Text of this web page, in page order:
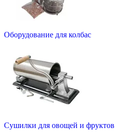
Оборудование для колбас
Сушилки для овощей и фруктов